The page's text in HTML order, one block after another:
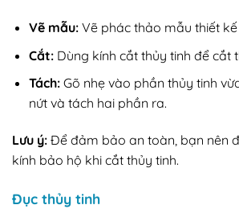
Vẽ mẫu:Vẽ phác thảo mẫu thiết
Cắt:Dùng kính cắt thủy tinh để cắt
Tách:Gõ nhẹ vào phần thủy tinh
nứt và tách hai phần ra.
Lưu ý: Để đảm bảo an toàn, bạn nên
kính bảo hộ khi cắt thủy tinh.
Đục thủy tinh